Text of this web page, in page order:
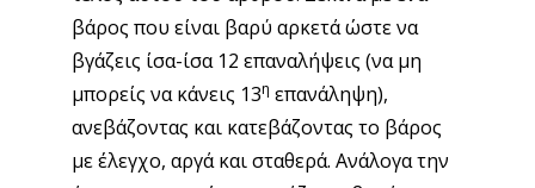
2 Μήνας: Η γραμμή των 50 μέτρων – πώς να
χάσω 10 κιλά